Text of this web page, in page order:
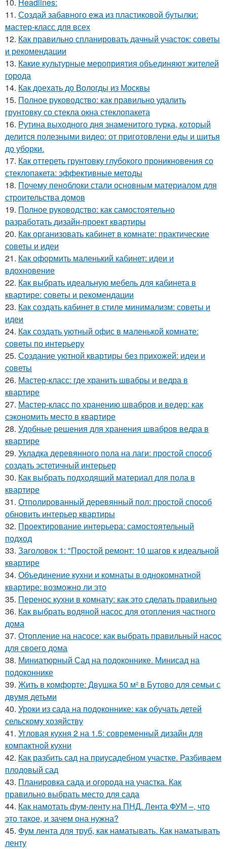
11. Создай забавного ежа из пластиковой бутылки:
мастер-класс для всех
12. Как правильно спланировать дачный участок: советы
и рекомендации
13. Какие культурные мероприятия объединяют жителей
города
14. Как доехать до Вологды из Москвы
15. Полное руководство: как правильно удалить
грунтовку со стекла окна стеклопакета
16. Рутина выходного дня знаменитого турка, который
делится полезными видео: от приготовлени еды и шитья
до уборки.
17. Как оттереть грунтовку глубокого проникновения со
стеклопакета: эффективные методы
18. Почему пеноблоки стали основным материалом для
строительства домов
19. Полное руководство: как самостоятельно
разработать дизайн-проект квартиры
20. Как организовать кабинет в комнате: практические
советы и идеи
21. Как оформить маленький кабинет: идеи и
вдохновение
22. Как выбрать идеальную мебель для кабинета в
квартире: советы и рекомендации
23. Как создать кабинет в стиле минимализм: советы и
идеи
24. Как создать уютный офис в маленькой комнате:
советы по интерьеру
25. Создание уютной квартиры без прихожей: идеи и
советы
26. Мастер-класс: где хранить швабры и ведра в
квартире
27. Мастер-класс по хранению швабров и ведер: как
сэкономить место в квартире
28. Удобные решения для хранения швабров ведра в
квартире
29. Укладка деревянного пола на лаги: простой способ
создать эстетичный интерьер
30. Как выбрать подходящий материал для пола в
квартире
31. Отполированный деревянный пол: простой способ
обновить интерьер квартиры
32. Проектирование интерьера: самостоятельный
подход
33. Заголовок 1: "Простой ремонт: 10 шагов к идеальной
квартире
34. Объединение кухни и комнаты в однокомнатной
квартире: возможно ли это
35. Перенос кухни в комнату: как это сделать правильно
36. Как выбрать водяной насос для отопления частного
дома
37. Отопление на насосе: как выбрать правильный насос
для своего дома
38. Миниатюрный Сад на подоконнике. Минисад на
подоконнике
39. Жить в комфорте: Двушка 50 м² в Бутово для семьи с
двумя детьми
40. Уроки из сада на подоконнике: как обучать детей
сельскому хозяйству
41. Угловая кухня 2 на 1.5: современный дизайн для
компактной кухни
42. Как разбить сад на приусадебном участке. Разбиваем
плодовый сад
43. Планировка сада и огорода на участка. Как
правильно выбрать место для сада
44. Как намотать фум-ленту на ПНД. Лента ФУМ –, что
это такое, и зачем она нужна?
45. Фум лента для труб, как наматывать. Как наматывать
ленту